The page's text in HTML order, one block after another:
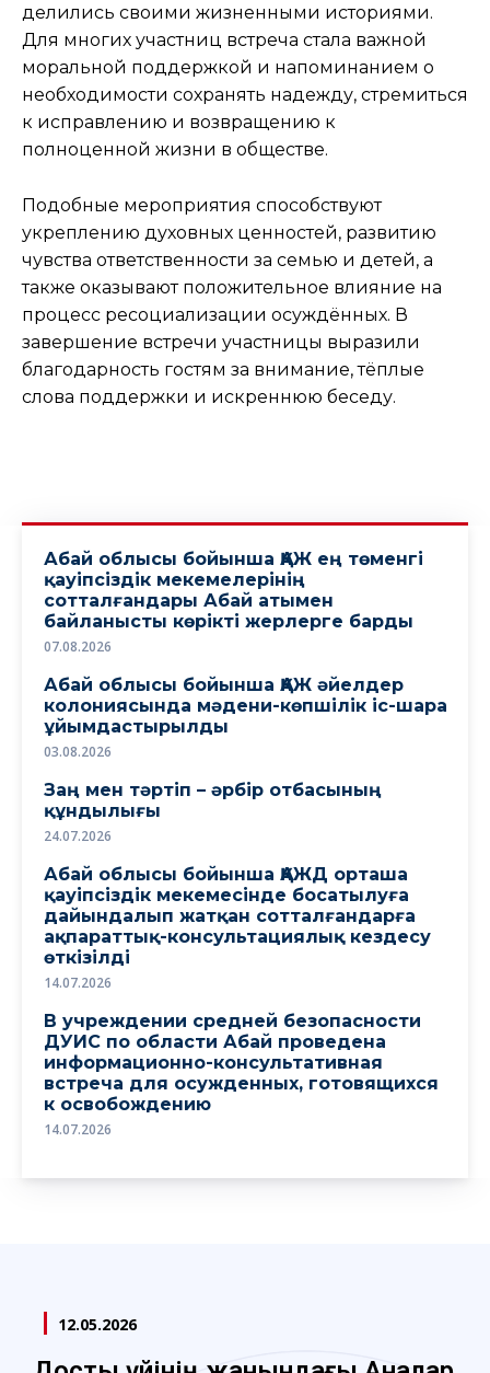
делились своими жизненными историями.
Для многих участниц встреча стала важной
моральной поддержкой и напоминанием о
необходимости сохранять надежду, стремиться
к исправлению и возвращению к
полноценной жизни в обществе.
Подобные мероприятия способствуют
укреплению духовных ценностей, развитию
чувства ответственности за семью и детей, а
также оказывают положительное влияние на
процесс ресоциализации осуждённых. В
завершение встречи участницы выразили
благодарность гостям за внимание, тёплые
слова поддержки и искреннюю беседу.
Абай облысы бойынша ҚАЖ ең төменгі
қауіпсіздік мекемелерінің
сотталғандары Абай атымен
байланысты көрікті жерлерге барды
07.08.2026
Абай облысы бойынша ҚАЖ әйелдер
колониясында мәдени-көпшілік іс-шара
ұйымдастырылды
03.08.2026
Заң мен тәртіп – әрбір отбасының
құндылығы
24.07.2026
Абай облысы бойынша ҚАЖД орташа
қауіпсіздік мекемесінде босатылуға
дайындалып жатқан сотталғандарға
ақпараттық-консультациялық кездесу
өткізілді
14.07.2026
В учреждении средней безопасности
ДУИС по области Абай проведена
информационно-консультативная
встреча для осужденных, готовящихся
к освобождению
14.07.2026